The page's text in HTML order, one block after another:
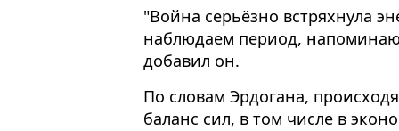
"Война серьёзно встряхнула
наблюдаем период,
добавил он.
По словам Эрдогана,
баланс сил, в том числе в